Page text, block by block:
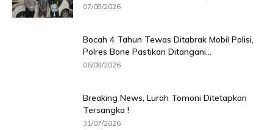
07/08/2026
Bocah 4 Tahun Tewas Ditabrak Mobil Polisi,
Polres Bone Pastikan Ditangani...
06/08/2026
Breaking News, Lurah Tomoni Ditetapkan
Tersangka !
31/07/2026